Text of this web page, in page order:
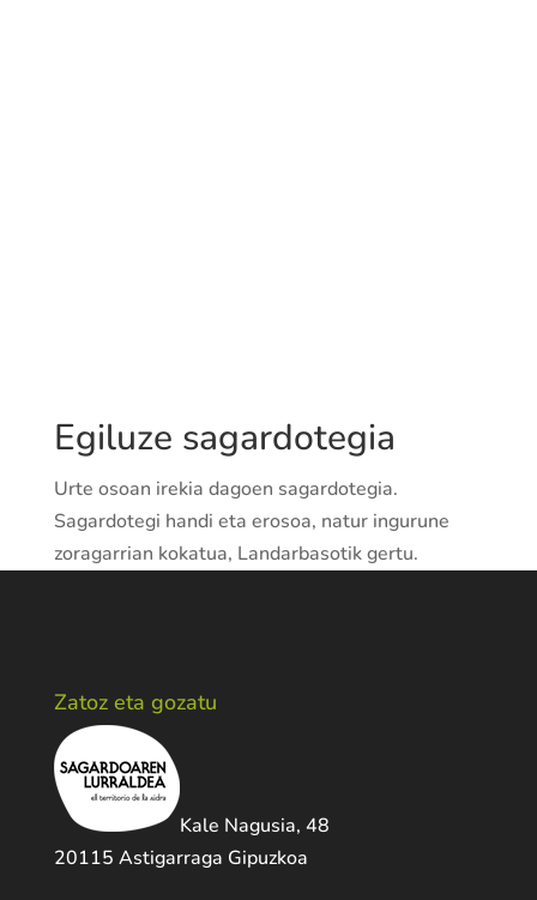
Egiluze sagardotegia
Urte osoan irekia dagoen sagardotegia.
Sagardotegi handi eta erosoa, natur ingurune
zoragarrian kokatua, Landarbasotik gertu.
Zatoz eta gozatu
Kale Nagusia, 48
20115 Astigarraga Gipuzkoa